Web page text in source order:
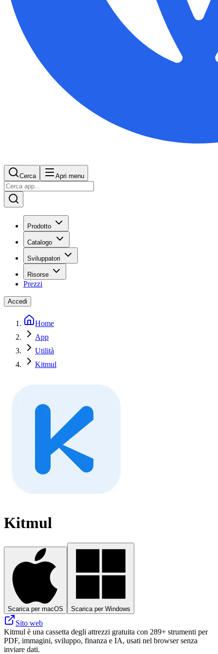
Cerca Apri menu
Prodotto
Catalogo
Sviluppatori
Risorse
Prezzi
Accedi
Home
App
Utilità
Kitmul
Kitmul
Scarica per macOS Scarica per Windows
Sito web
Kitmul è una cassetta degli attrezzi gratuita con 289+ strumenti per
PDF, immagini, sviluppo, finanza e IA, usati nel browser senza
inviare dati.